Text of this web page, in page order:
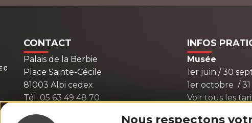
Nous respectons
CONTACT
Palais de la Berbie
Place Sainte-Cécile
81003 Albi cedex
Tél. 05 63 49 48 70
INFOS
Musée
1er juin / 30
1er octobre / 31
Voir tous les
Boutique du